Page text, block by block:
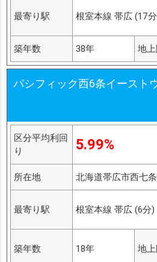
最寄り駅 根室本線 帯広 (17
築年数 38年 地
パシフィック西6条イースト
区分平均利回
り
5.99%
所在地 北海道帯広市西七
最寄り駅 根室本線 帯広 (6分)
築年数 18年 地